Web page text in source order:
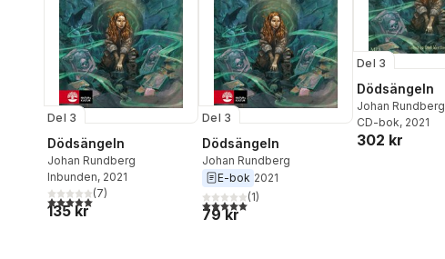
Del 3
Dödsängeln
Johan Rundberg
Inbunden, 2021
5,0utav 5 stjärnor. Totalt antal röster:
(7)
135 kr
Del 3
Dödsängeln
Johan Rundberg
E-bok 2021
5,0utav 5 stjärnor. Totalt antal röster:
(1)
79 kr
Del 3
Dödsängeln
Johan Rundberg
CD-bok, 2021
302 kr